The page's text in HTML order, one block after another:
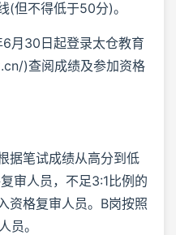
(但不得低于50分)。
月30日起登录太仓教育
)查阅成绩及参加资格
据笔试成绩从高分到低
审人员，不足3:1比例的
资格复审人员。B岗按照
员。